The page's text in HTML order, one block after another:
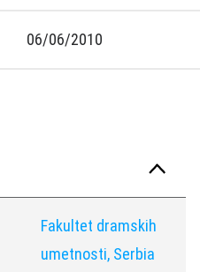
06/06/2010
Fakultet dramskih
umetnosti, Serbia